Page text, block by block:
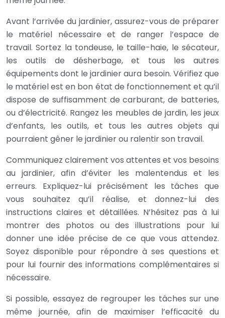
Avant l’arrivée du jardinier, assurez-vous de préparer
le matériel nécessaire et de ranger l’espace de
travail. Sortez la tondeuse, le taille-haie, le sécateur,
les outils de désherbage, et tous les autres
équipements dont le jardinier aura besoin. Vérifiez que
le matériel est en bon état de fonctionnement et qu’il
dispose de suffisamment de carburant, de batteries,
ou d’électricité. Rangez les meubles de jardin, les jeux
d’enfants, les outils, et tous les autres objets qui
pourraient gêner le jardinier ou ralentir son travail.
Communiquez clairement vos attentes et vos besoins
au jardinier, afin d’éviter les malentendus et les
erreurs. Expliquez-lui précisément les tâches que
vous souhaitez qu’il réalise, et donnez-lui des
instructions claires et détaillées. N’hésitez pas à lui
montrer des photos ou des illustrations pour lui
donner une idée précise de ce que vous attendez.
Soyez disponible pour répondre à ses questions et
pour lui fournir des informations complémentaires si
nécessaire.
Si possible, essayez de regrouper les tâches sur une
même journée, afin de maximiser l’efficacité du